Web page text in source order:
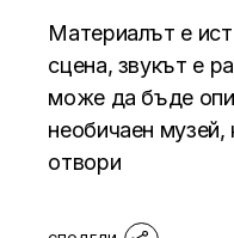
Материалът е
сцена, звукът е
може да бъде
необичаен
отвори